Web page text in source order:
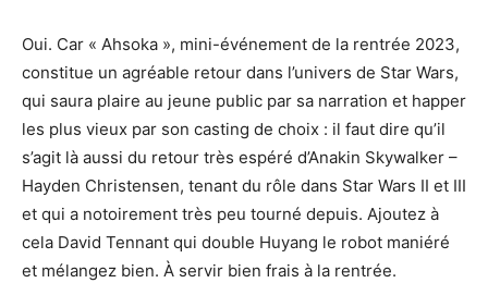
Oui. Car « Ahsoka », mini-événement de la rentrée 2023,
constitue un agréable retour dans l’univers de Star Wars,
qui saura plaire au jeune public par sa narration et happer
les plus vieux par son casting de choix : il faut dire qu’il
s’agit là aussi du retour très espéré d’Anakin Skywalker –
Hayden Christensen, tenant du rôle dans Star Wars II et III
et qui a notoirement très peu tourné depuis. Ajoutez à
cela David Tennant qui double Huyang le robot maniéré
et mélangez bien. À servir bien frais à la rentrée.